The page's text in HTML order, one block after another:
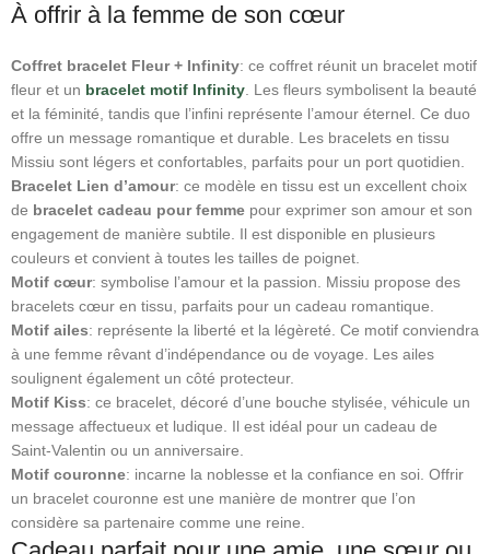
À offrir à la femme de son cœur
Coffret bracelet Fleur + Infinity: ce coffret réunit un bracelet motif
fleur et un bracelet motif Infinity . Les fleurs symbolisent la beauté
et la féminité, tandis que l’infini représente l’amour éternel. Ce duo
offre un message romantique et durable. Les bracelets en tissu
Missiu sont légers et confortables, parfaits pour un port quotidien.
Bracelet Lien d’amour: ce modèle en tissu est un excellent choix
de bracelet cadeau pour femme pour exprimer son amour et son
engagement de manière subtile. Il est disponible en plusieurs
couleurs et convient à toutes les tailles de poignet.
Motif cœur: symbolise l’amour et la passion. Missiu propose des
bracelets cœur en tissu, parfaits pour un cadeau romantique.
Motif ailes: représente la liberté et la légèreté. Ce motif conviendra
à une femme rêvant d’indépendance ou de voyage. Les ailes
soulignent également un côté protecteur.
Motif Kiss: ce bracelet, décoré d’une bouche stylisée, véhicule un
message affectueux et ludique. Il est idéal pour un cadeau de
Saint‑Valentin ou un anniversaire.
Motif couronne: incarne la noblesse et la confiance en soi. Offrir
un bracelet couronne est une manière de montrer que l’on
considère sa partenaire comme une reine.